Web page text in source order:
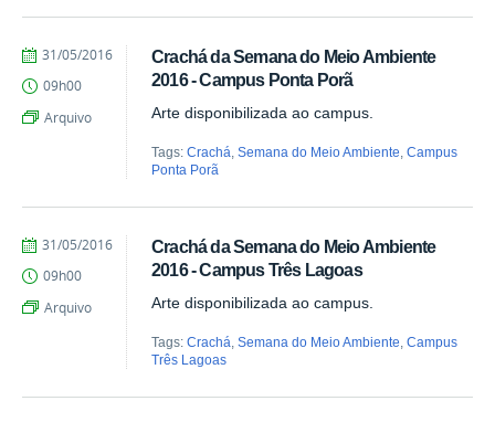
Crachá da Semana do Meio Ambiente
2016 - Campus Ponta Porã
Arte disponibilizada ao campus.
Tags:Crachá ,Semana do Meio Ambiente ,Campus
Ponta Porã
by
Aragão
Published
31/05/2016
09h00
Arquivo
Crachá da Semana do Meio Ambiente
2016 - Campus Três Lagoas
Arte disponibilizada ao campus.
Tags:Crachá ,Semana do Meio Ambiente ,Campus
Três Lagoas
by
Aragão
Published
31/05/2016
09h00
Arquivo